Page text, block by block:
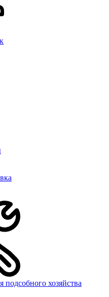
подсобного хозяйства